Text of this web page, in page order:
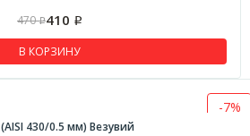
470Р410 Р
В КОРЗИНУ
-7%
430/0.5 мм) Везувий